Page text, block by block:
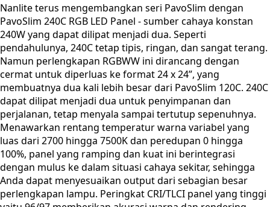
Nanlite terus mengembangkan seri PavoSlim dengan
PavoSlim 240C RGB LED Panel - sumber cahaya konstan
240W yang dapat dilipat menjadi dua. Seperti
pendahulunya, 240C tetap tipis, ringan, dan sangat terang.
Namun perlengkapan RGBWW ini dirancang dengan
cermat untuk diperluas ke format 24 x 24”, yang
membuatnya dua kali lebih besar dari PavoSlim 120C. 240C
dapat dilipat menjadi dua untuk penyimpanan dan
perjalanan, tetap menyala sampai tertutup sepenuhnya.
Menawarkan rentang temperatur warna variabel yang
luas dari 2700 hingga 7500K dan peredupan 0 hingga
100%, panel yang ramping dan kuat ini berintegrasi
dengan mulus ke dalam situasi cahaya sekitar, sehingga
Anda dapat menyesuaikan output dari sebagian besar
perlengkapan lampu. Peringkat CRI/TLCI panel yang tinggi